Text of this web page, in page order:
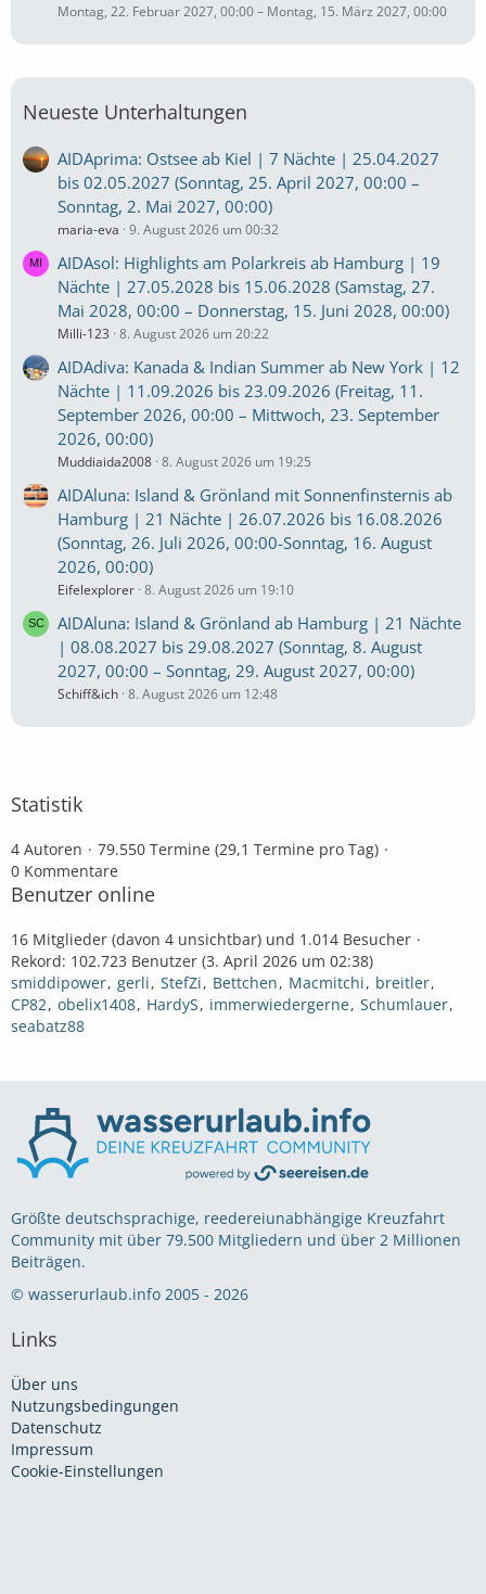
Montag, 22. Februar 2027, 00:00 – Montag, 15. März 2027, 00:00
Neueste Unterhaltungen
AIDAprima: Ostsee ab Kiel | 7 Nächte | 25.04.2027
bis 02.05.2027 (Sonntag, 25. April 2027, 00:00 –
Sonntag, 2. Mai 2027, 00:00)
maria-eva 9. August 2026 um 00:32
AIDAsol: Highlights am Polarkreis ab Hamburg | 19
Nächte | 27.05.2028 bis 15.06.2028 (Samstag, 27.
Mai 2028, 00:00 – Donnerstag, 15. Juni 2028, 00:00)
Milli-123 8. August 2026 um 20:22
AIDAdiva: Kanada & Indian Summer ab New York | 12
Nächte | 11.09.2026 bis 23.09.2026 (Freitag, 11.
September 2026, 00:00 – Mittwoch, 23. September
2026, 00:00)
Muddiaida2008 8. August 2026 um 19:25
AIDAluna: Island & Grönland mit Sonnenfinsternis ab
Hamburg | 21 Nächte | 26.07.2026 bis 16.08.2026
(Sonntag, 26. Juli 2026, 00:00-Sonntag, 16. August
2026, 00:00)
Eifelexplorer 8. August 2026 um 19:10
AIDAluna: Island & Grönland ab Hamburg | 21 Nächte
| 08.08.2027 bis 29.08.2027 (Sonntag, 8. August
2027, 00:00 – Sonntag, 29. August 2027, 00:00)
Schiff&ich 8. August 2026 um 12:48
Statistik
4 Autoren
79.550 Termine (29,1 Termine pro Tag)
0 Kommentare
Benutzer online
16 Mitglieder (davon 4 unsichtbar) und 1.014 Besucher
Rekord: 102.723 Benutzer (3. April 2026 um 02:38)
smiddipower gerli StefZi Bettchen Macmitchi
breitler
CP82 obelix1408 HardyS immerwiedergerne Schumlauer
seabatz88
Größte deutschsprachige, reedereiunabhängige Kreuzfahrt
Community mit über 79.500 Mitgliedern und über 2 Millionen
Beiträgen.
© wasserurlaub.info 2005 - 2026
Links
Über uns
Nutzungsbedingungen
Datenschutz
Impressum
Cookie-Einstellungen